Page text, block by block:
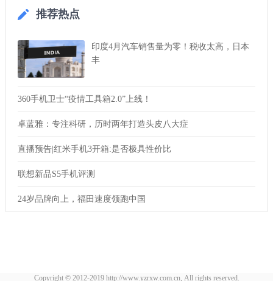
推荐热点
印度4月汽车销售量为零！税收太高，日本
丰
360手机卫士“疫情工具箱2.0”上线！
卓蓝雅：专注科研，历时两年打造头皮八大症
直播预告|红米手机3开箱:是否极具性价比
联想新品S5手机评测
24岁品牌向上，福田速度领跑中国
Copyright © 2012-2019 http://www.yzrxw.com.cn, All rights reserved.